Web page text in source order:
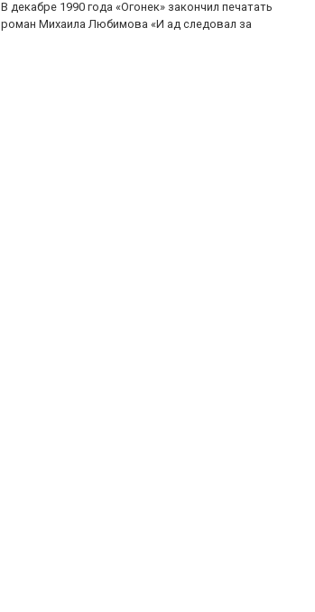
В декабре 1990 года «Огонек» закончил печатать
роман Михаила Любимова «И ад следовал за